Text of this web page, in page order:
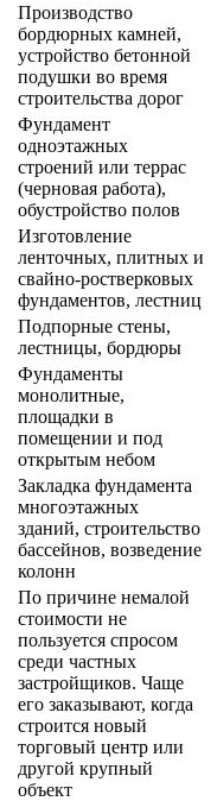
Производство
бордюрных камней,
устройство бетонной
подушки во время
строительства дорог
Фундамент
одноэтажных
строений или террас
(черновая работа),
обустройство полов
Изготовление
ленточных, плитных и
свайно-ростверковых
фундаментов, лестниц
Подпорные стены,
лестницы, бордюры
Фундаменты
монолитные,
площадки в
помещении и под
открытым небом
Закладка фундамента
многоэтажных
зданий, строительство
бассейнов, возведение
колонн
По причине немалой
стоимости не
пользуется спросом
среди частных
застройщиков. Чаще
его заказывают, когда
строится новый
торговый центр или
другой крупный
объект